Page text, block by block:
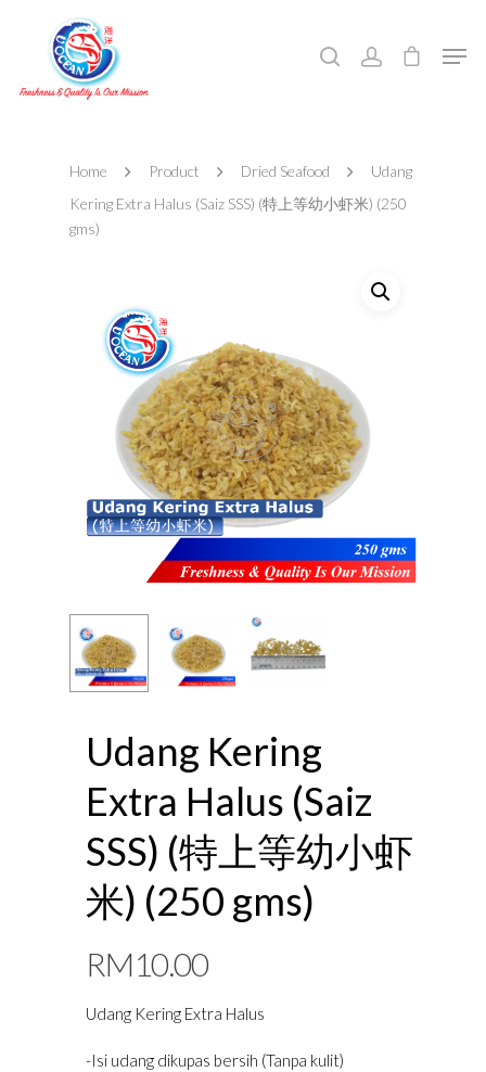
Home Product Dried Seafood
Udang
Kering Extra Halus (Saiz SSS) (特上等幼小虾米) (250
gms)
Udang Kering
Extra Halus (Saiz
SSS) (特上等幼小虾
米) (250 gms)
RM10.00
Udang Kering Extra Halus
-Isi udang dikupas bersih (Tanpa kulit)